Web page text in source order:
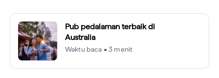
Pub pedalaman terbaik di
Australia
Waktu baca • 3 menit